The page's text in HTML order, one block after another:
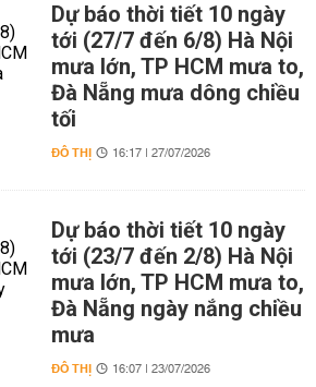
Dự báo thời tiết 10 ngày
tới (27/7 đến 6/8) Hà Nội
mưa lớn, TP HCM mưa to,
Đà Nẵng mưa dông chiều
tối
ĐÔ THỊ 16:17 | 27/07/2026
Dự báo thời tiết 10 ngày
tới (23/7 đến 2/8) Hà Nội
mưa lớn, TP HCM mưa to,
Đà Nẵng ngày nắng chiều
mưa
ĐÔ THỊ 16:07 | 23/07/2026